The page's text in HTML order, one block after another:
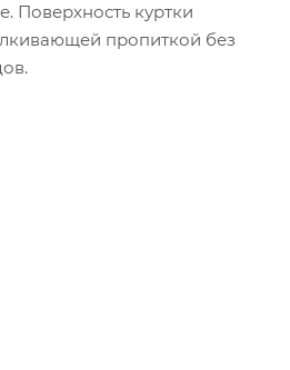
Поверхность куртки
пропиткой без